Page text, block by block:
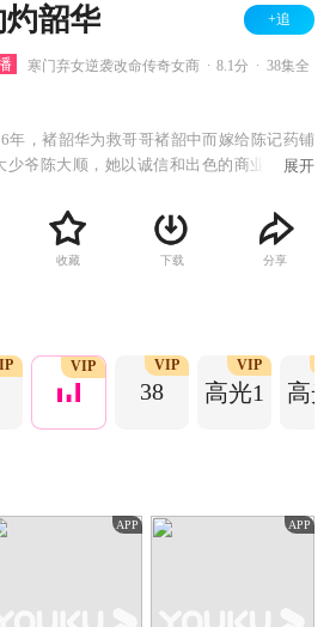
灼韶华 +追
寒门弃女逆袭改命传奇女商 8.1分 38集全
年，褚韶华为救哥哥褚韶中而嫁给陈记药铺
少爷陈大顺，她以诚信和出色的商业才能得
去世后，陈二顺继承药铺并败光家财，药铺
绝境。褚韶华在艰辛努力下，开了华顺药铺
一家老小。褚韶华决意携手初恋情人夏初开
百货业绩突出，受经营奇才闻知秋之邀共同
，逐步成长为胆略过人、重诺守信的女商
展开
收藏 下载 分享
VIP
38
VIP
高光1
VIP
高
APP APP